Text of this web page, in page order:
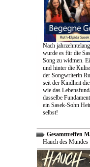
Nach
wurde es für die
Song zu widmen.
und hinter die
der Songwriterin
seit der Kindheit
wie das
dasselbe
ein Sasek-Sohn
selbst!
Gesamttreffen
Hauch des Mundes